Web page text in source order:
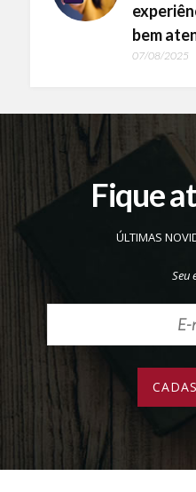
bem
07/08/2025
Fique
ÚLTIMAS
Seu